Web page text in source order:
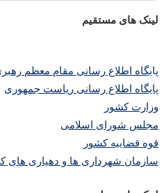
لینک های مستقیم
پایگاه اطلاع رسانی مقام معظم
پایگاه اطلاع رسانی ریاست جمهوری
وزارت کشور
مجلس شورای اسلامی
قوه قضاییه کشور
سازمان شهرداری ها و دهیاری های